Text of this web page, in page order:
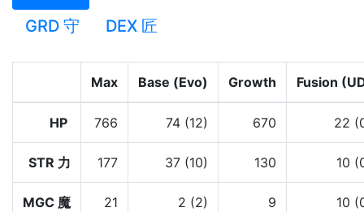
GRD 守
DEX 匠
Max Base (Evo) Growth Fusion
HP 766 74 (12) 670 22
STR 力 177 37 (10) 130 10
MGC 魔 21 2 (2) 9 10